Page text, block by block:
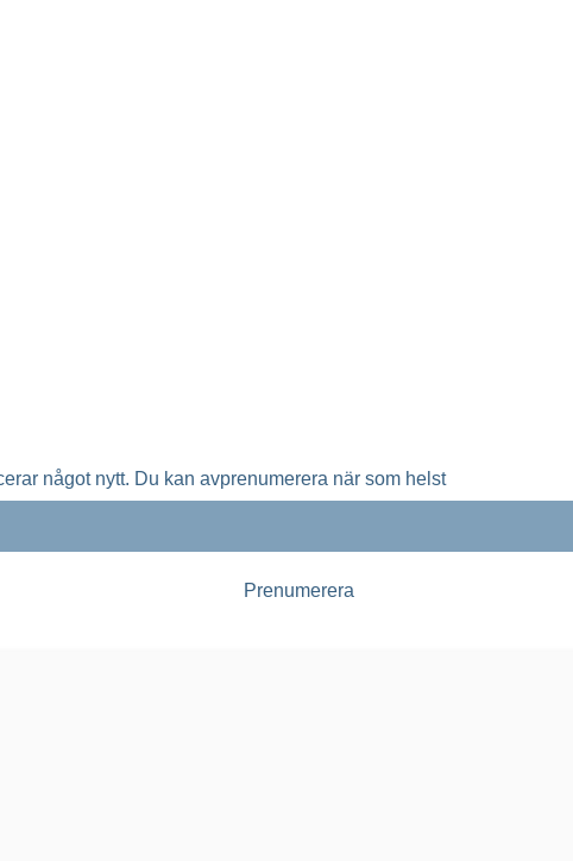
något nytt. Du kan avprenumerera när som helst